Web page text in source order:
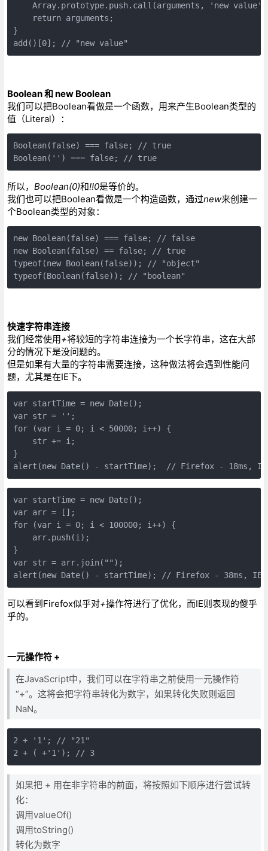
Array.prototype.push.call(arguments, 'new
    return arguments;
}
add()[0]; // "new value"
Boolean 和 new Boolean
我们可以把Boolean看做是一个函数，用来产生Boolean类型的
值（Literal）：
Boolean(false) === false; // true
Boolean('') === false; // true
所以， Boolean(0)和!!0是等价的。
我们也可以把Boolean看做是一个构造函数，通过new来创建一
个Boolean类型的对象：
new Boolean(false) === false; // false
new Boolean(false) == false; // true
typeof(new Boolean(false)); // "object"
typeof(Boolean(false)); // "boolean"
快速字符串连接
我们经常使用+将较短的字符串连接为一个长字符串，这在大部
分的情况下是没问题的。
但是如果有大量的字符串需要连接，这种做法将会遇到性能问
题，尤其是在IE下。
var startTime = new Date();
var str = '';
for (var i = 0; i < 50000; i++) {
    str += i;
}
alert(new Date() - startTime);  // Firefox - 18ms, IE7
var startTime = new Date();
var arr = [];
for (var i = 0; i < 100000; i++) {
    arr.push(i);
}
var str = arr.join("");
alert(new Date() - startTime); // Firefox - 38ms, IE7
可以看到Firefox似乎对+操作符进行了优化，而IE则表现的傻乎
乎的。
一元操作符 +
在JavaScript中，我们可以在字符串之前使用一元操作符
“+”。这将会把字符串转化为数字，如果转化失败则返回
NaN。
2 + '1'; // "21"
2 + ( +'1'); // 3
如果把 + 用在非字符串的前面，将按照如下顺序进行尝试转
化：
调用valueOf()
调用toString()
转化为数字